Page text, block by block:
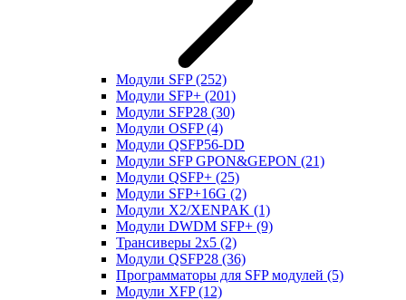
Модули SFP(252)
Модули SFP+ (201)
Модули SFP28 (30)
Модули OSFP(4)
Модули QSFP56-DD
Модули SFP GPON&GEPON (21)
Модули QSFP+ (25)
Модули SFP+16G (2)
Модули X2/XENPAK (1)
Модули DWDM SFP+ (9)
Трансиверы 2x5 (2)
Модули QSFP28 (36)
Программаторы для SFP модулей (5)
Модули XFP(12)